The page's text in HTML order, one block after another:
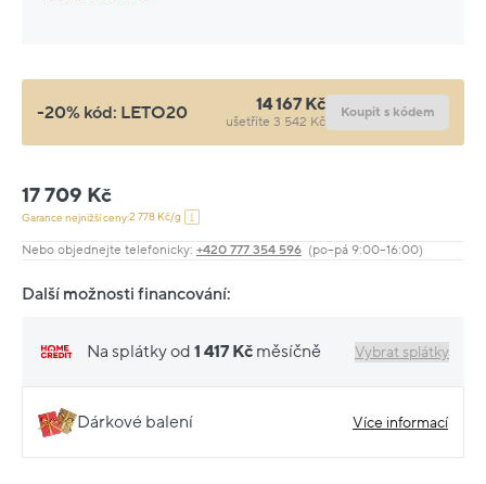
-20% kód: LETO20 14 167 Kč
ušetříte 3 542 Kč
Koupit s kódem
17 709 Kč
Garance nejnižší ceny:2 778 Kč/g
Nebo objednejte telefonicky: +420 777 354 596 (po–pá 9:00–16:00)
Další možnosti financování:
Na splátky od 1 417 Kč měsíčně Vybrat splátky
Dárkové balení Více informací